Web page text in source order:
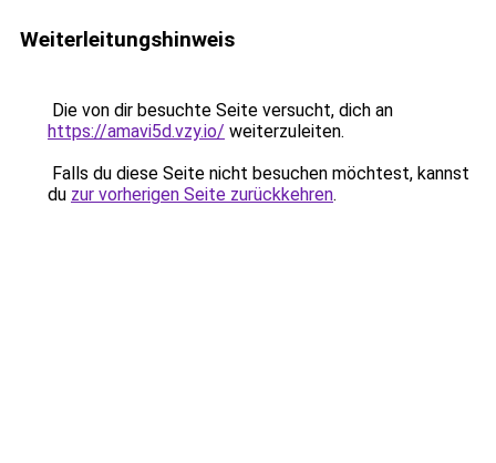
Weiterleitungshinweis
Die von dir besuchte Seite versucht, dich an
https://amavi5d.vzy.io/ weiterzuleiten.
Falls du diese Seite nicht besuchen möchtest, kannst
du zur vorherigen Seite zurückkehren.